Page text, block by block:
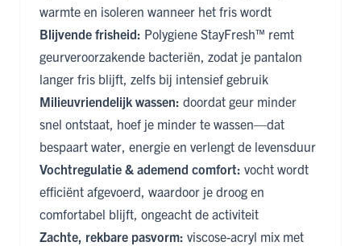
warmte en isoleren wanneer het fris wordt
Blijvende frisheid: Polygiene StayFresh™ remt
geurveroorzakende bacteriën, zodat je pantalon
langer fris blijft, zelfs bij intensief gebruik
Milieuvriendelijk wassen: doordat geur minder
snel ontstaat, hoef je minder te wassen—dat
bespaart water, energie en verlengt de levensduur
Vochtregulatie & ademend comfort: vocht wordt
efficiënt afgevoerd, waardoor je droog en
comfortabel blijft, ongeacht de activiteit
Zachte, rekbare pasvorm: viscose-acryl mix met